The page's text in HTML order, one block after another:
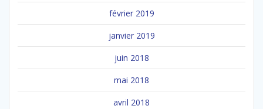
février 2019
janvier 2019
juin 2018
mai 2018
avril 2018